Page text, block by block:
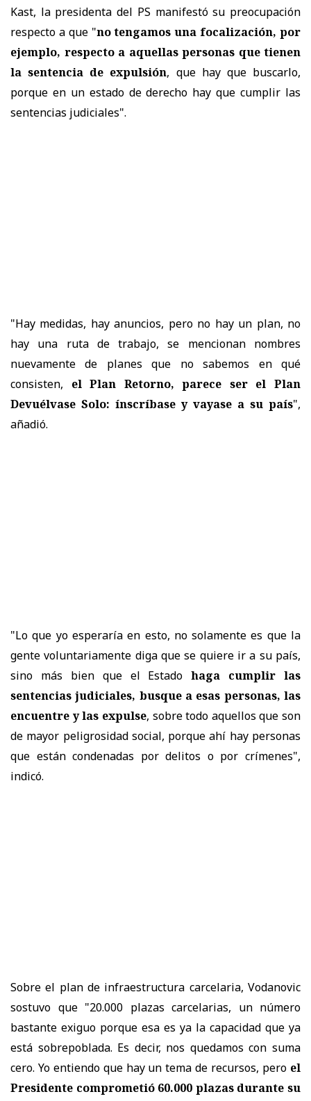
Kast, la presidenta del PS manifestó su preocupación
respecto a que "no tengamos una focalización, por
ejemplo, respecto a aquellas personas que tienen
la sentencia de expulsión, que hay que buscarlo,
porque en un estado de derecho hay que cumplir las
sentencias judiciales".
"Hay medidas, hay anuncios, pero no hay un plan, no
hay una ruta de trabajo, se mencionan nombres
nuevamente de planes que no sabemos en qué
consisten, el Plan Retorno, parece ser el Plan
Devuélvase Solo: ínscríbase y vayase a su país",
añadió.
"Lo que yo esperaría en esto, no solamente es que la
gente voluntariamente diga que se quiere ir a su país,
sino más bien que el Estado haga cumplir las
sentencias judiciales, busque a esas personas, las
encuentre y las expulse, sobre todo aquellos que son
de mayor peligrosidad social, porque ahí hay personas
que están condenadas por delitos o por crímenes",
indicó.
Sobre el plan de infraestructura carcelaria, Vodanovic
sostuvo que "20.000 plazas carcelarias, un número
bastante exiguo porque esa es ya la capacidad que ya
está sobrepoblada. Es decir, nos quedamos con suma
cero. Yo entiendo que hay un tema de recursos, pero el
Presidente comprometió 60.000 plazas durante su